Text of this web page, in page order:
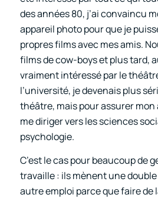
des années 80, j’ai convaincu
appareil photo pour que je
propres films avec mes amis.
films de cow-boys et plus tard,
vraiment intéressé par le
l’université, je devenais plus
théâtre, mais pour assurer mon
me diriger vers les sciences
psychologie.
C’est le cas pour beaucoup de
travaille : ils mènent une double
autre emploi parce que faire de